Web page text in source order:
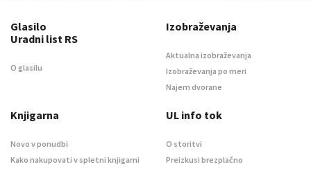
Glasilo
Uradni list RS
O glasilu
Izobraževanja
Aktualna izobraževanja
Izobraževanja po meri
Najem dvorane
Knjigarna
Novo v ponudbi
Kako nakupovati v spletni knjigarni
UL info tok
O storitvi
Preizkusi brezplačno